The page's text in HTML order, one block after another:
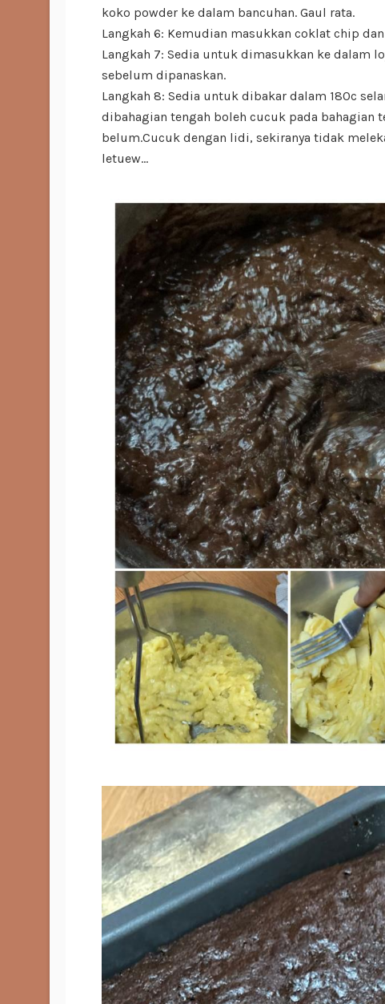
koko powder ke dalam bancuhan. Gaul rata.
Langkah 6: Kemudian masukkan coklat chip
Langkah 7: Sedia untuk dimasukkan ke dalam
sebelum dipanaskan.
Langkah 8: Sedia untuk dibakar dalam 180c
dibahagian tengah boleh cucuk pada bahagian
belum.Cucuk dengan lidi, sekiranya tidak
letuew...